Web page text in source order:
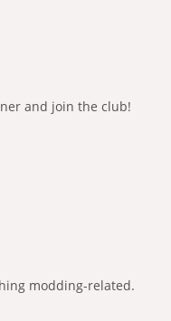
and join the club!
modding-related.